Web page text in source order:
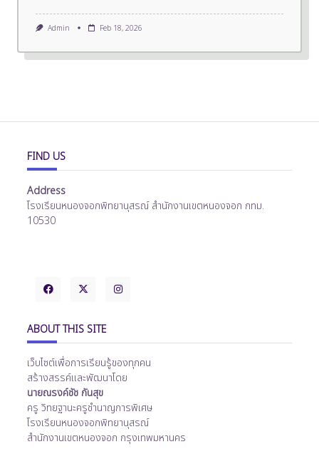
Admin Feb 18, 2026
FIND US
Address
โรงเรียนหนองจอกพิทยานุสรณ์ สำนักงานเขตหนองจอก กทม.
10530
ABOUT THIS SITE
เว็บไซต์เพื่อการเรียนรู้ของทุกคน
สร้างสรรค์และพัฒนาโดย
นายณรงค์ชัช กันสุข
ครู วิทยฐานะครูชำนาญการพิเศษ
โรงเรียนหนองจอกพิทยานุสรณ์
สำนักงานเขตหนองจอก กรุงเทพมหานคร